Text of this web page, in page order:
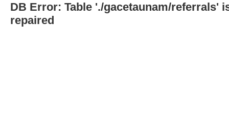
DB Error: Table './gacetaunam/referrals'
repaired